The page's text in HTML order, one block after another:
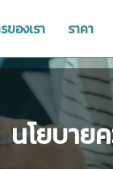
ของเรา ราคา
นโยบาย